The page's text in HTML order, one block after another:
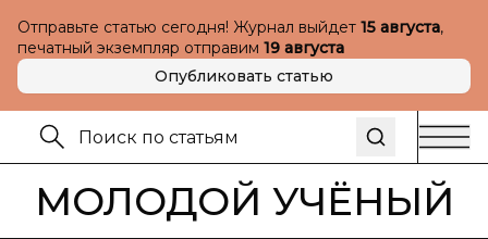
Отправьте статью сегодня! Журнал выйдет 15 августа,
печатный экземпляр отправим 19 августа
Опубликовать статью
МОЛОДОЙ УЧЁНЫЙ